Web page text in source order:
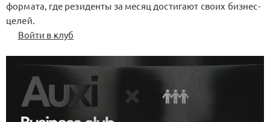
формата, где резиденты за месяц достигают своих бизнес-
целей.
Войти в клуб